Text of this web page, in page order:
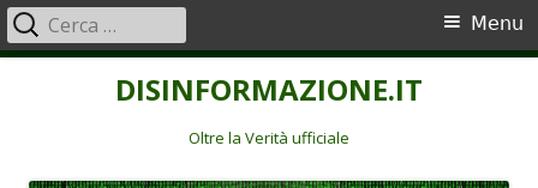
DISINFORMAZIONE.IT
Oltre la Verità ufficiale
Menu
principale
Menu
Ricerca
per: